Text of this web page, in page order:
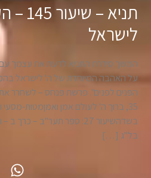
תניא
לישראל
על האהבה המיוחדת של ה' לישראל
הפנים לפנים". פרשת פנחס – לשחרר
35, ברוך ה' לעולם אמן ואמןמטות-
בשדהשיעור 27: ספר תער"ב –
בל"ג […]